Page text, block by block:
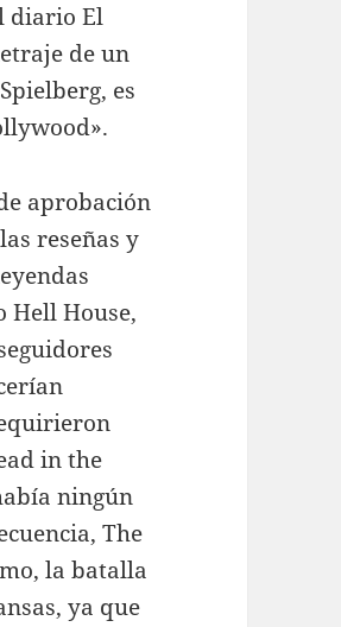
diario El
de un
es
aprobación
reseñas y
Hell House,
in the
ningún
The
la batalla
ya que